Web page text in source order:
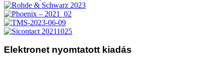
Elektronet nyomtatott kiadás